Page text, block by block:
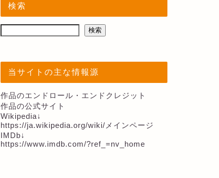
検索
検索
当サイトの主な情報源
作品のエンドロール・エンドクレジット
作品の公式サイト
Wikipedia↓
https://ja.wikipedia.org/wiki/メインページ
IMDb↓
https://www.imdb.com/?ref_=nv_home